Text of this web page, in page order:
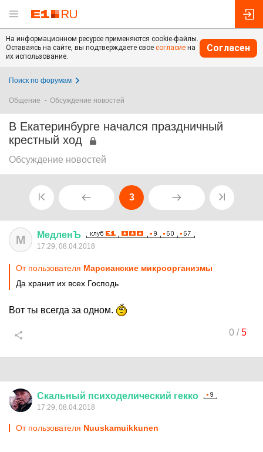
На информационном ресурсе применяются cookie-файлы.
Оставаясь на сайте, вы подтверждаете свое согласие на
их использование.
Согласен
Поиск по форумам
Общение Обсуждение новостей
В Екатеринбурге начался праздничный
крестный ход
Обсуждение новостей
3
М МедленЪ
17:29, 08.04.2018
От пользователя Марсианские микроорганизмы
Да хранит их всех Господь
Вот ты всегда за одном.
0/5
Скальный психоделический гекко
17:29, 08.04.2018
От пользователя Nuuskamuikkunen